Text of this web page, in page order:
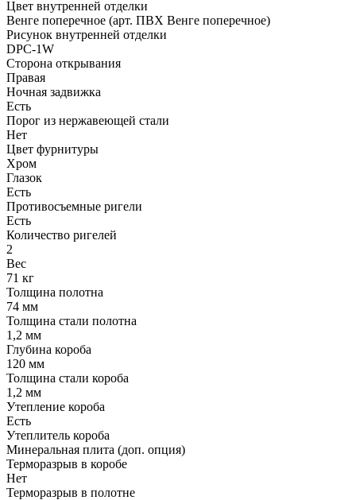
Цвет внутренней отделки
Венге поперечное (арт. ПВХ Венге поперечное)
Рисунок внутренней отделки
DPC-1W
Сторона открывания
Правая
Ночная задвижка
Есть
Порог из нержавеющей стали
Нет
Цвет фурнитуры
Хром
Глазок
Есть
Противосъемные ригели
Есть
Количество ригелей
2
Вес
71 кг
Толщина полотна
74 мм
Толщина стали полотна
1,2 мм
Глубина короба
120 мм
Толщина стали короба
1,2 мм
Утепление короба
Есть
Утеплитель короба
Минеральная плита (доп. опция)
Терморазрыв в коробе
Нет
Терморазрыв в полотне